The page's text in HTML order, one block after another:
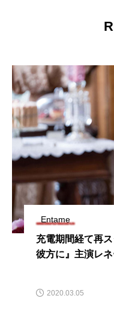
Entame
充電期間経て再
彼方に』主演レ
2020.03.05